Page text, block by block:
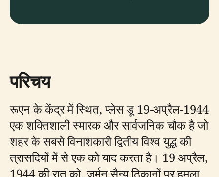
परिचय
रूएन के केंद्र में स्थित, प्लेस डू 19-अप्रैल-1944
एक शक्तिशाली स्मारक और सार्वजनिक चौक है जो
शहर के सबसे विनाशकारी द्वितीय विश्व युद्ध की
त्रासदियों में से एक को याद करता है। 19 अप्रैल,
1944 की रात को, जर्मन सैन्य ठिकानों पर हमला